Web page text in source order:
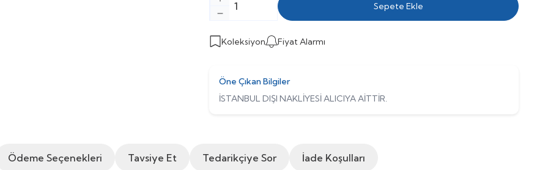
Sepete Ekle
Koleksiyon Fiyat Alarmı
Öne Çıkan Bilgiler
İSTANBUL DIŞI NAKLİYESİ ALICIYA AİTTİR.
Ödeme Seçenekleri Tavsiye Et Tedarikçiye Sor İade Koşulları